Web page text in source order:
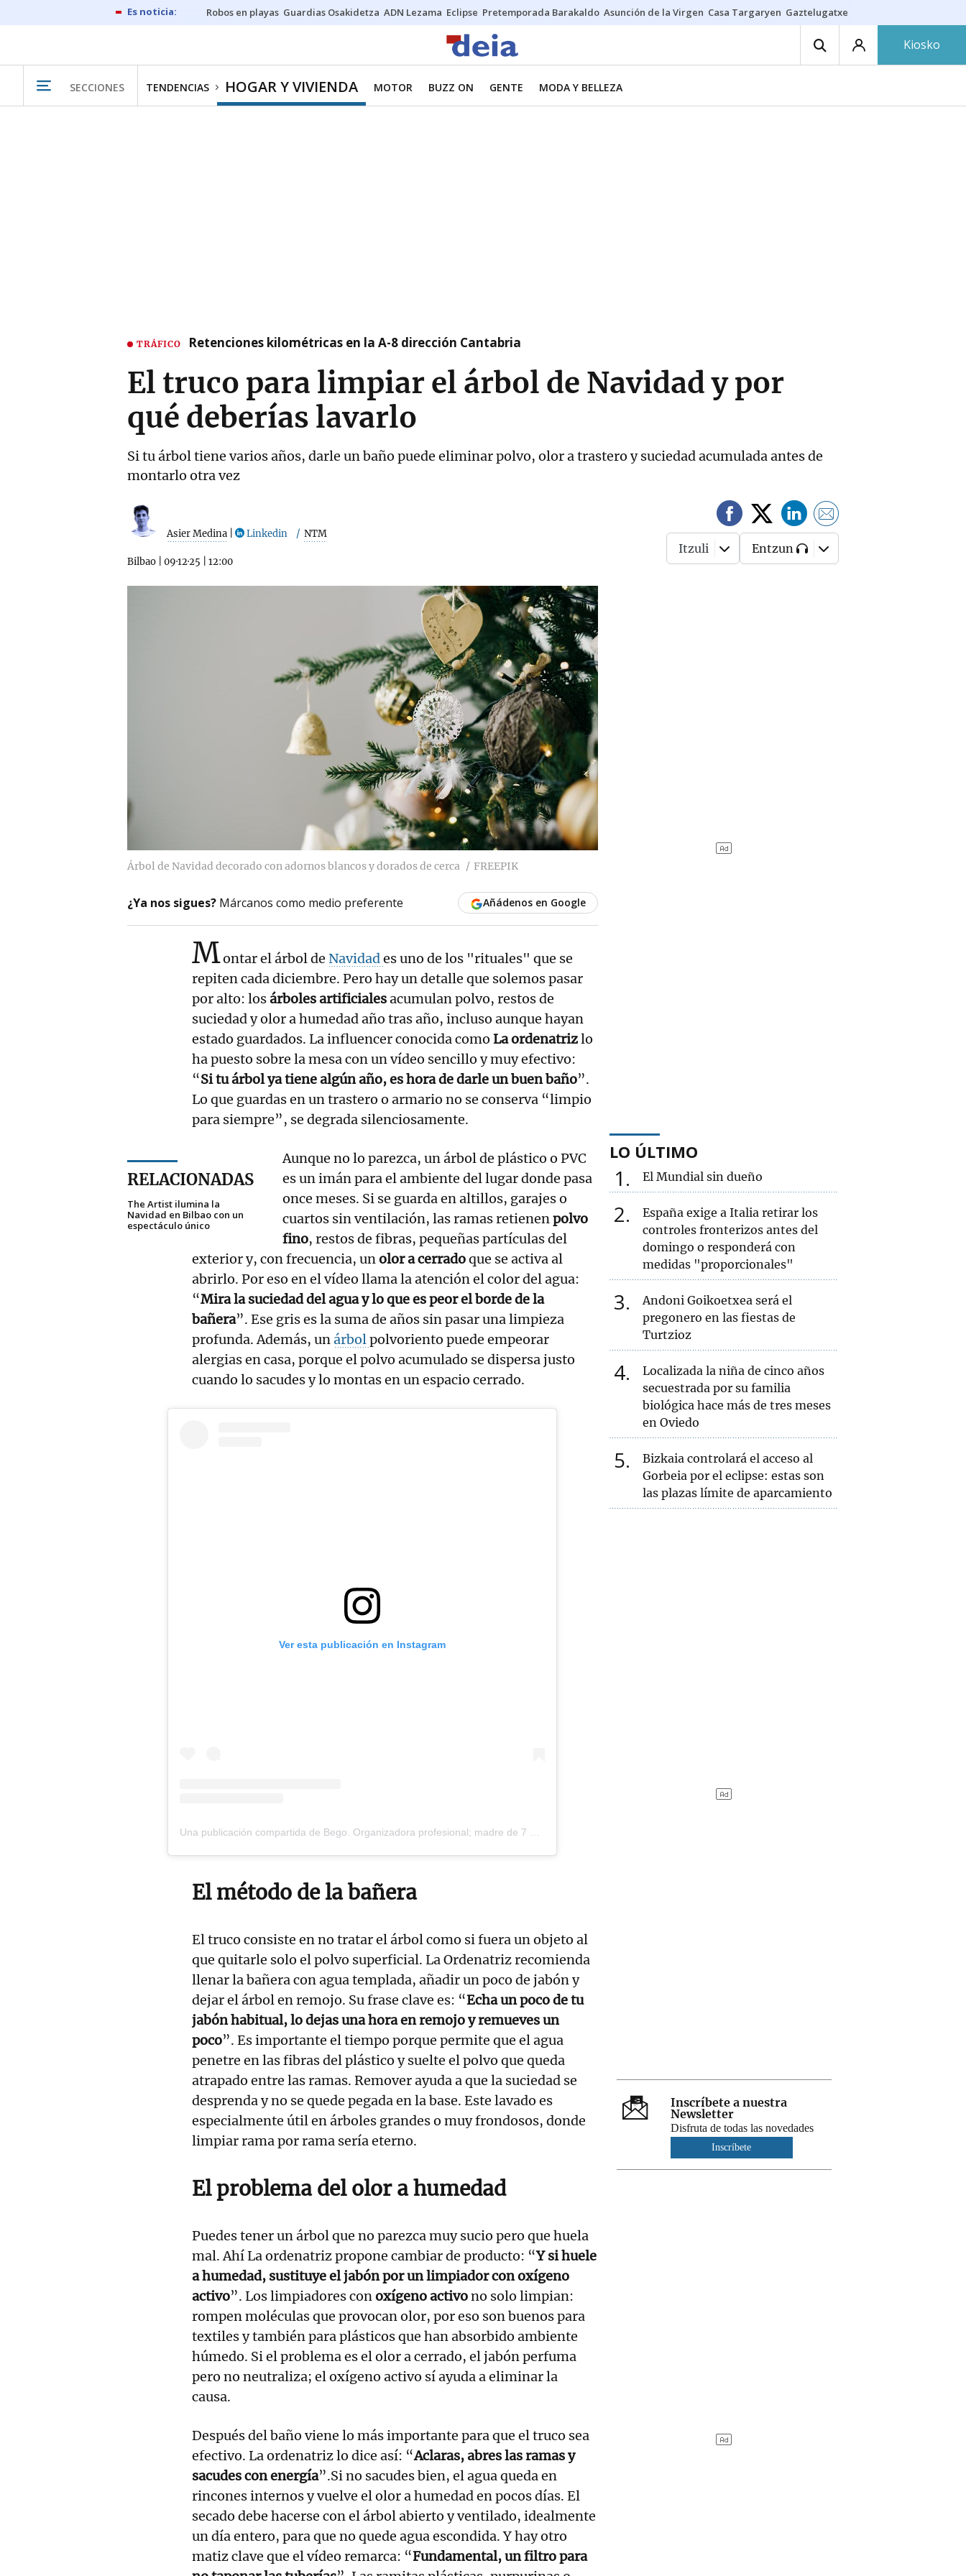
Robos en playas Guardias Osakidetza ADN Lezama Eclipse Pretemporada Barakaldo Asunción de la Virgen Casa Targaryen Gaztelugatxe
Kiosko
SECCIONES TENDENCIAS HOGAR Y VIVIENDA MOTOR BUZZ ON GENTE MODA Y BELLEZA
TRÁFICO Retenciones kilométricas en la A-8 dirección Cantabria
El truco para limpiar el árbol de Navidad y por
qué deberías lavarlo
Si tu árbol tiene varios años, darle un baño puede eliminar polvo, olor a trastero y suciedad acumulada antes de
montarlo otra vez
Asier Medina Linkedin NTM
Bilbao 09·12·25 12:00
Itzuli Entzun
Árbol de Navidad decorado con adornos blancos y dorados de cerca FREEPIK
¿Ya nos sigues? Márcanos como medio preferente Añádenos en Google
Montar el árbol de Navidades uno de los "rituales" que se
repiten cada diciembre. Pero hay un detalle que solemos pasar
por alto: losárboles artificialesacumulan polvo, restos de
suciedad y olor a humedad año tras año, incluso aunque hayan
estado guardados. La influencer conocida como La ordenatrizlo
ha puesto sobre la mesa con un vídeo sencillo y muy efectivo:
“Si tu árbol ya tiene algún año, es hora de darle un buen baño”.
Lo que guardas en un trastero o armario no se conserva “limpio
para siempre”, se degrada silenciosamente.
RELACIONADAS
The Artist ilumina la
Navidad en Bilbao con un
espectáculo único
Aunque no lo parezca, un árbol de plástico o PVC
es un imán para el ambiente del lugar donde pasa
once meses. Si se guarda en altillos, garajes o
cuartos sin ventilación, las ramas retienenpolvo
fino, restos de fibras, pequeñas partículas del
exterior y, con frecuencia, unolor a cerradoque se activa al
abrirlo. Por eso en el vídeo llama la atención el color del agua:
“Mira la suciedad del agua y lo que es peor el borde de la
bañera”. Ese gris es la suma de años sin pasar una limpieza
profunda. Además, unárbolpolvoriento puede empeorar
alergias en casa, porque el polvo acumulado se dispersa justo
cuando lo sacudes y lo montas en un espacio cerrado.
Ver esta publicación en Instagram
Una publicación compartida de Bego. Organizadora profesional; madre de 7 hijos (@la_ordenatriz)
El método de la bañera
El truco consiste en no tratar el árbol como si fuera un objeto al
que quitarle solo el polvo superficial. La Ordenatriz recomienda
llenar la bañera con agua templada, añadir un poco de jabón y
dejar el árbol en remojo. Su frase clave es: “Echa un poco de tu
jabón habitual, lo dejas una hora en remojo y remueves un
poco”. Es importante el tiempo porque permite que el agua
penetre en las fibras del plástico y suelte el polvo que queda
atrapado entre las ramas. Remover ayuda a que la suciedad se
desprenda y no se quede pegada en la base. Este lavado es
especialmente útil en árboles grandes o muy frondosos, donde
limpiar rama por rama sería eterno.
El problema del olor a humedad
Puedes tener un árbol que no parezca muy sucio pero que huela
mal. Ahí La ordenatriz propone cambiar de producto: “Y si huele
a humedad, sustituye el jabón por un limpiador con oxígeno
activo”. Los limpiadores conoxígeno activono solo limpian:
rompen moléculas que provocan olor, por eso son buenos para
textiles y también para plásticos que han absorbido ambiente
húmedo. Si el problema es el olor a cerrado, el jabón perfuma
pero no neutraliza; el oxígeno activo sí ayuda a eliminar la
causa.
Después del baño viene lo más importante para que el truco sea
efectivo. La ordenatriz lo dice así: “Aclaras, abres las ramas y
sacudes con energía”.Si no sacudes bien, el agua queda en
rincones internos y vuelve el olor a humedad en pocos días. El
secado debe hacerse con el árbol abierto y ventilado, idealmente
un día entero, para que no quede agua escondida. Y hay otro
matiz clave que el vídeo remarca: “Fundamental, un filtro para
LO ÚLTIMO
1 El Mundial sin dueño
2
España exige a Italia retirar los
controles fronterizos antes del
domingo o responderá con
medidas "proporcionales"
3
Andoni Goikoetxea será el
pregonero en las fiestas de
Turtzioz
4
Localizada la niña de cinco años
secuestrada por su familia
biológica hace más de tres meses
en Oviedo
5
Bizkaia controlará el acceso al
Gorbeia por el eclipse: estas son
las plazas límite de aparcamiento
Inscríbete a nuestra
Newsletter
Disfruta de todas las novedades
Inscríbete